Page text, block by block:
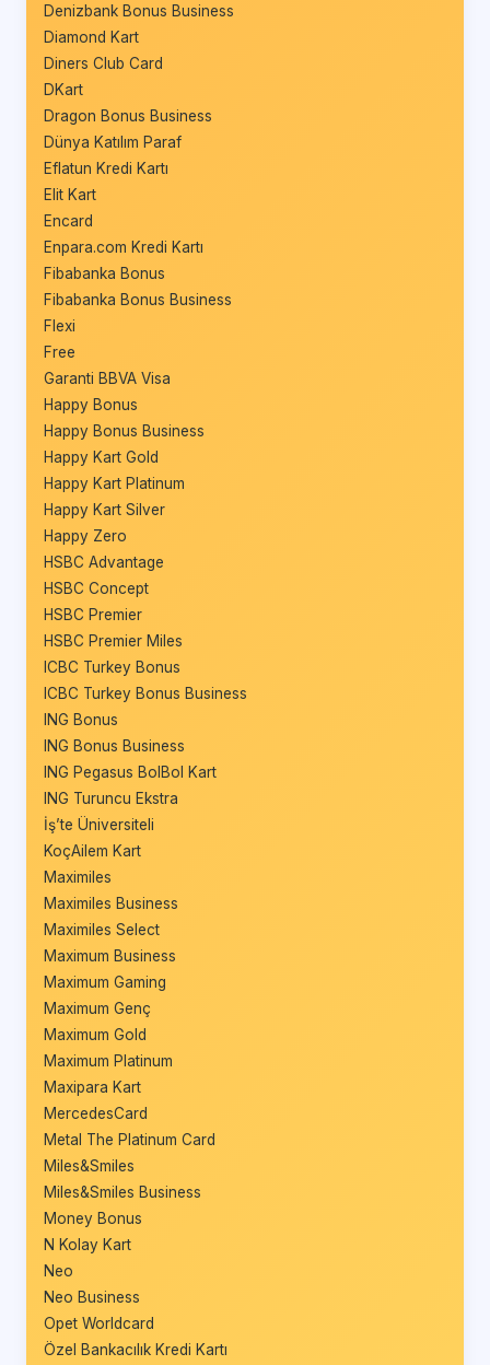
Denizbank Bonus Business
Diamond Kart
Diners Club Card
DKart
Dragon Bonus Business
Dünya Katılım Paraf
Eflatun Kredi Kartı
Elit Kart
Encard
Enpara.com Kredi Kartı
Fibabanka Bonus
Fibabanka Bonus Business
Flexi
Free
Garanti BBVA Visa
Happy Bonus
Happy Bonus Business
Happy Kart Gold
Happy Kart Platinum
Happy Kart Silver
Happy Zero
HSBC Advantage
HSBC Concept
HSBC Premier
HSBC Premier Miles
ICBC Turkey Bonus
ICBC Turkey Bonus Business
ING Bonus
ING Bonus Business
ING Pegasus BolBol Kart
ING Turuncu Ekstra
İş’te Üniversiteli
KoçAilem Kart
Maximiles
Maximiles Business
Maximiles Select
Maximum Business
Maximum Gaming
Maximum Genç
Maximum Gold
Maximum Platinum
Maxipara Kart
MercedesCard
Metal The Platinum Card
Miles&Smiles
Miles&Smiles Business
Money Bonus
N Kolay Kart
Neo
Neo Business
Opet Worldcard
Özel Bankacılık Kredi Kartı